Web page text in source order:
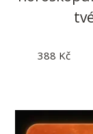
388 Kč